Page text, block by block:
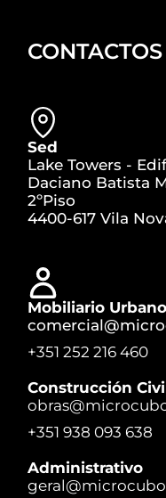
CONTACTOS
Sed
Lake Towers -
Daciano Batista
2ºPiso
4400-617 Vila
Mobiliario
+351 252 216 460
Construcción
+351 938 093 638
Administrativo